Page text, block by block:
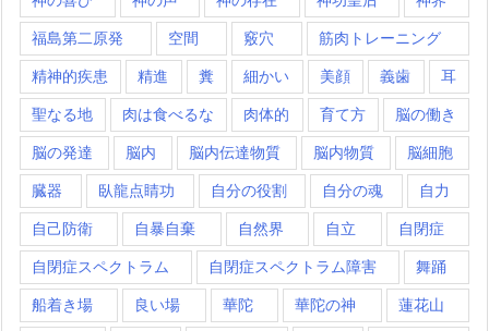
福島第二原発 空間 竅穴 筋肉トレーニング
精神的疾患 精進 糞 細かい 美顔 義歯 耳
聖なる地 肉は食べるな 肉体的 育て方 脳の働き
脳の発達 脳内 脳内伝達物質 脳内物質 脳細胞
臓器 臥龍点睛功 自分の役割 自分の魂 自力
自己防衛 自暴自棄 自然界 自立 自閉症
自閉症スペクトラム 自閉症スペクトラム障害 舞踊
船着き場 良い場 華陀 華陀の神 蓮花山